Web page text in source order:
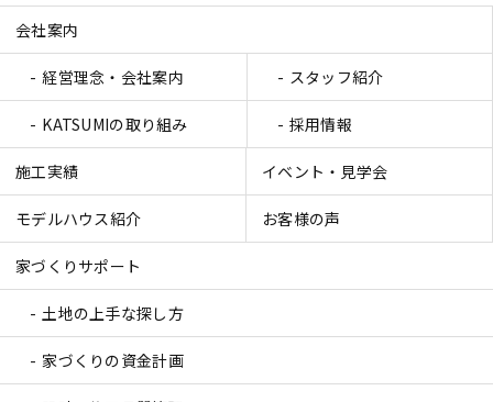
会社案内
経営理念・会社案内 スタッフ紹介
KATSUMIの取り組み 採用情報
施工実績 イベント・見学会
モデルハウス紹介 お客様の声
家づくりサポート
土地の上手な探し方
家づくりの資金計画